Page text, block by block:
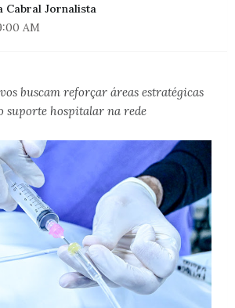
Cabral Jornalista
AM
buscam reforçar áreas estratégicas
suporte hospitalar na rede